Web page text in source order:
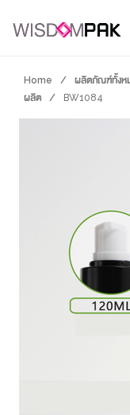
Home / ผลิตภัณฑ์ทั้งห
ผลิต
/ BW1084